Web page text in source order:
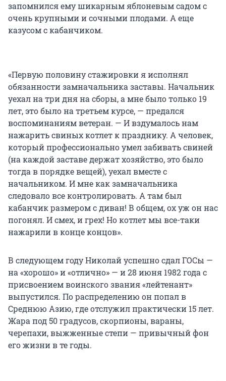
запомнился ему шикарным яблоневым садом с
очень крупными и сочными плодами. А еще
казусом с кабанчиком.
«Первую половину стажировки я исполнял
обязанности замначальника заставы. Начальник
уехал на три дня на сборы, а мне было только 19
лет, это было на третьем курсе, — предался
воспоминаниям ветеран. — И вздумалось нам
нажарить свиных котлет к празднику. А человек,
который профессионально умел забивать свиней
(на каждой заставе держат хозяйство, это было
тогда в порядке вещей), уехал вместе с
начальником. И мне как замначальника
следовало все контролировать. А там был
кабанчик размером с диван! В общем, ох уж он нас
погонял. И смех, и грех! Но котлет мы все-таки
нажарили в конце концов».
В следующем году Николай успешно сдал ГОСы —
на «хорошо» и «отлично» — и 28 июня 1982 года с
присвоением воинского звания «лейтенант»
выпустился. По распределению он попал в
Среднюю Азию, где отслужил практически 15 лет.
Жара под 50 градусов, скорпионы, вараны,
черепахи, выжженные степи — привычный фон
его жизни в те годы.